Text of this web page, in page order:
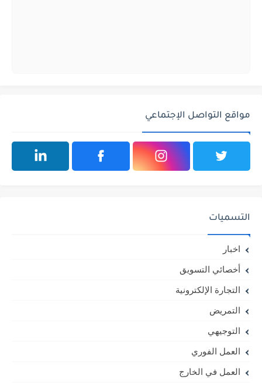
مواقع التواصل الإجتماعي
التسميات
اخبار
أخصائي التسويق
التجارة الإلكترونية
التمريض
التوجيهي
العمل الفوري
العمل في الخارج